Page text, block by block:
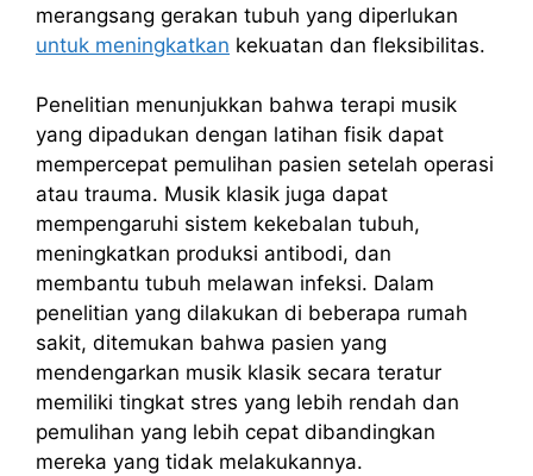
merangsang gerakan tubuh yang diperlukan
untuk meningkatkan kekuatan dan fleksibilitas.
Penelitian menunjukkan bahwa terapi musik
yang dipadukan dengan latihan fisik dapat
mempercepat pemulihan pasien setelah operasi
atau trauma. Musik klasik juga dapat
mempengaruhi sistem kekebalan tubuh,
meningkatkan produksi antibodi, dan
membantu tubuh melawan infeksi. Dalam
penelitian yang dilakukan di beberapa rumah
sakit, ditemukan bahwa pasien yang
mendengarkan musik klasik secara teratur
memiliki tingkat stres yang lebih rendah dan
pemulihan yang lebih cepat dibandingkan
mereka yang tidak melakukannya.